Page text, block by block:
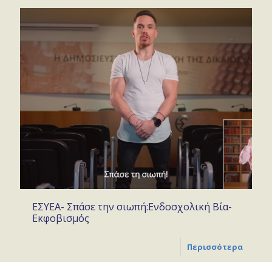
ΕΣΥΕΑ- Σπάσε την σιωπή:Ενδοσχολική Βία-
Εκφοβισμός
Περισσότερα